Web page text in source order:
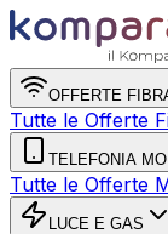
OFFERTE
Tutte le Offerte
TELEFONIA
Tutte le Offerte
LUCE E GAS